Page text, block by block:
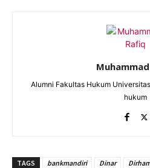
Alumni Fakultas Hukum
hukum
TAGS bankmandiri Dinar